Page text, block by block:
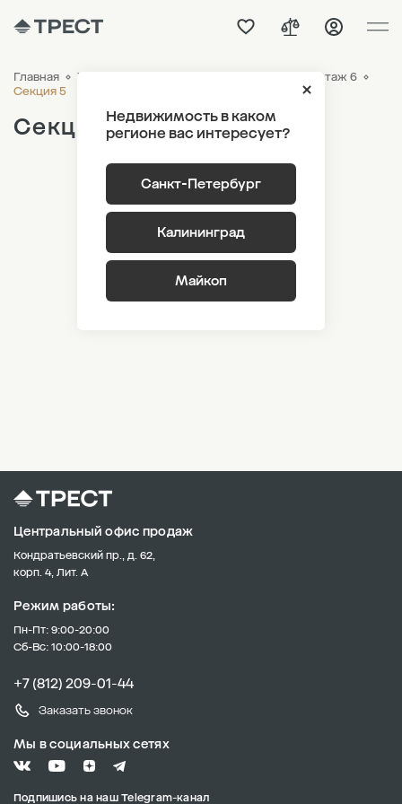
Недвижимость в каком
регионе вас интересует?
Санкт-Петербург
Калининград
Майкоп
Главная ЖК «Новый Питер»
Лот 1.2 Этаж 6
Секция 5
Секция 5
Центральный офис продаж
Кондратьевский пр., д. 62,
корп. 4, Лит. А
Режим работы:
Пн-Пт: 9:00-20:00
Сб-Вс: 10:00-18:00
+7 (812) 209-01-44
Заказать звонок
Мы в социальных сетях
Подпишись на наш Telegram-канал